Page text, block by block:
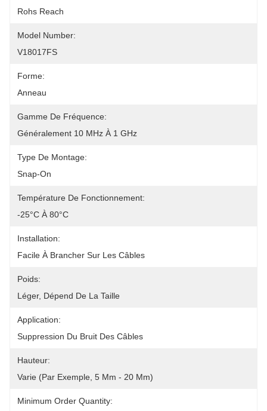
Rohs Reach
Model Number:
V18017FS
Forme:
Anneau
Gamme De Fréquence:
Généralement 10 MHz À 1 GHz
Type De Montage:
Snap-On
Température De Fonctionnement:
-25°C À 80°C
Installation:
Facile À Brancher Sur Les Câbles
Poids:
Léger, Dépend De La Taille
Application:
Suppression Du Bruit Des Câbles
Hauteur:
Varie (par Exemple, 5 Mm - 20 Mm)
Minimum Order Quantity: